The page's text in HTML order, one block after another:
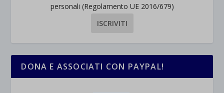
personali (Regolamento UE 2016/679)
DONA E ASSOCIATI CON PAYPAL!